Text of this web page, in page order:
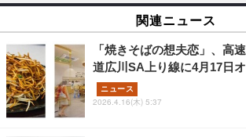
関連ニュース
「焼きそばの想夫恋」、高
道広川SA上り線に4月17日
ニュース
2026.4.16(木) 5:37